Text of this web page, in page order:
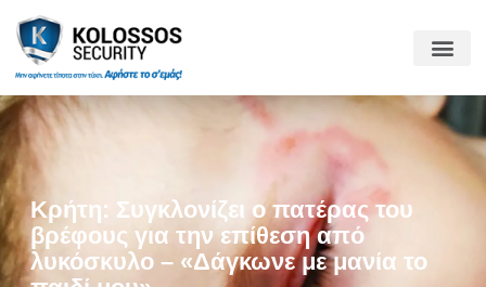
Κρήτη: Συγκλονίζει ο πατέρας του
βρέφους για την επίθεση από
λυκόσκυλο – «Δάγκωνε με μανία το